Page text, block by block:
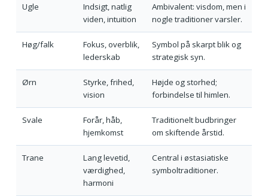
Ugle
Indsigt, natlig
viden, intuition
Ambivalent: visdom, men i
nogle traditioner varsler.
Høg/falk
Fokus, overblik,
lederskab
Symbol på skarpt blik og
strategisk syn.
Ørn
Styrke, frihed,
vision
Højde og storhed;
forbindelse til himlen.
Svale
Forår, håb,
hjemkomst
Traditionelt budbringer
om skiftende årstid.
Trane
Lang levetid,
værdighed,
harmoni
Central i østasiatiske
symboltraditioner.